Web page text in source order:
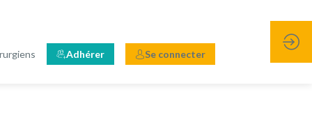
Adhérer Se connecter